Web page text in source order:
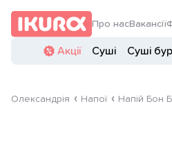
Про насВакансії
Акції Суші Суші
Олександрія Напої Напій Бон